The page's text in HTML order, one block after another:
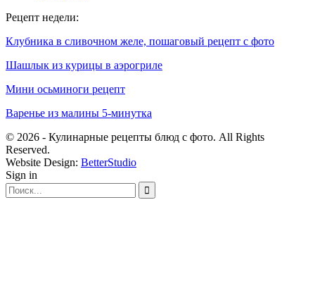
Рецепт недели:
Клубника в сливочном желе, пошаговый рецепт с фото
Шашлык из курицы в аэрогриле
Мини осьминоги рецепт
Варенье из малины 5-минутка
© 2026 - Кулинарные рецепты блюд с фото. All Rights
Reserved.
Website Design: BetterStudio
Sign in